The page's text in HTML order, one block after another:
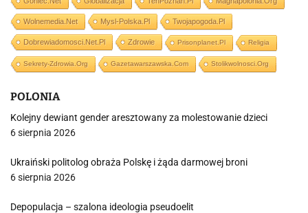
Wolnemedia.net Mysl-Polska.pl Twojapogoda.pl
Dobrewiadomosci.net.pl Zdrowie Prisonplanet.pl Religia
Sekrety-Zdrowia.org Gazetawarszawska.com Stolikwolnosci.org
POLONIA
Kolejny dewiant gender aresztowany za molestowanie dzieci
6 sierpnia 2026
Ukraiński politolog obraża Polskę i żąda darmowej broni
6 sierpnia 2026
Depopulacja – szalona ideologia pseudoelit